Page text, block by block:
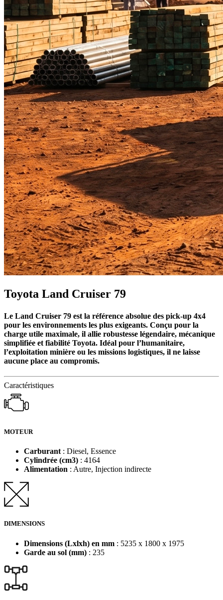
Toyota Land Cruiser 79
Le Land Cruiser 79 est la référence absolue des pick-up 4x4
pour les environnements les plus exigeants. Conçu pour la
charge utile maximale, il allie robustesse légendaire, mécanique
simplifiée et fiabilité Toyota. Idéal pour l’humanitaire,
l’exploitation minière ou les missions logistiques, il ne laisse
aucune place au compromis.
Caractéristiques
MOTEUR
Carburant : Diesel, Essence
Cylindrée (cm3) : 4164
Alimentation : Autre, Injection indirecte
DIMENSIONS
Dimensions (Lxlxh) en mm : 5235 x 1800 x 1975
Garde au sol (mm) : 235